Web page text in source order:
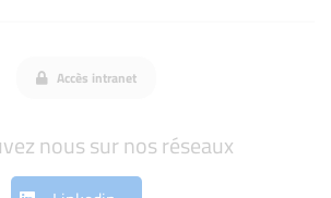
Accès intranet
nous sur nos réseaux